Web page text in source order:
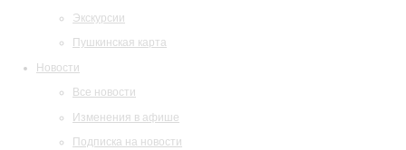
Экскурсии
Пушкинская карта
Новости
Все новости
Изменения в афише
Подписка на новости